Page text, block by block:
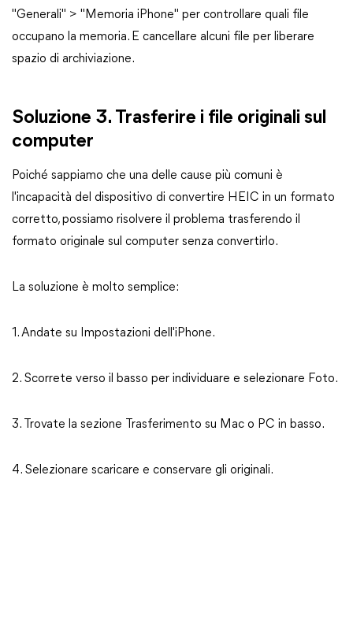
"Generali" > "Memoria iPhone" per controllare quali file
occupano la memoria. E cancellare alcuni file per liberare
spazio di archiviazione.
Soluzione 3. Trasferire i file originali sul
computer
Poiché sappiamo che una delle cause più comuni è
l'incapacità del dispositivo di convertire HEIC in un formato
corretto, possiamo risolvere il problema trasferendo il
formato originale sul computer senza convertirlo.
La soluzione è molto semplice:
1. Andate su Impostazioni dell'iPhone.
2. Scorrete verso il basso per individuare e selezionare Foto.
3. Trovate la sezione Trasferimento su Mac o PC in basso.
4. Selezionare scaricare e conservare gli originali.